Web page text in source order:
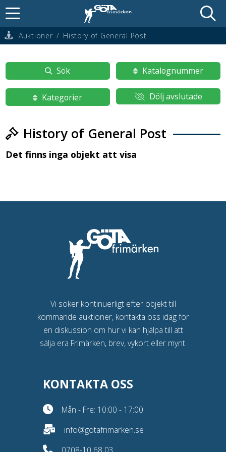
Auktioner / History of General Post
Sök Katalognummer
Kategorier Dölj avslutade
History of General Post
Det finns inga objekt att visa
Vi söker kontinuerligt efter objekt till
kommande auktioner, kontakta oss idag för
en diskussion om hur vi kan hjälpa till att
sälja era Frimärken, brev, vykort eller mynt.
KONTAKTA OSS
Mån - Fre: 10:00 - 17:00
info@gotafrimarken.se